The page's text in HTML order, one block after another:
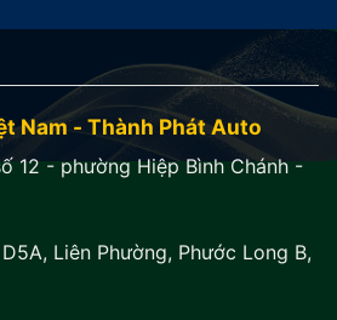
Nam - Thành Phát Auto
12 - phường Hiệp Bình Chánh -
Liên Phường, Phước Long B,